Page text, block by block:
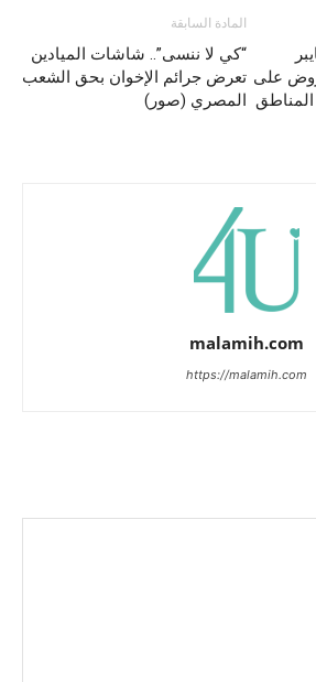
المادة السابقة
“كي لا ننسى”.. شاشات الميادين
تعرض جرائم الإخوان بحق الشعب
المصري (صور)
على
malamih.com
https://malamih.com